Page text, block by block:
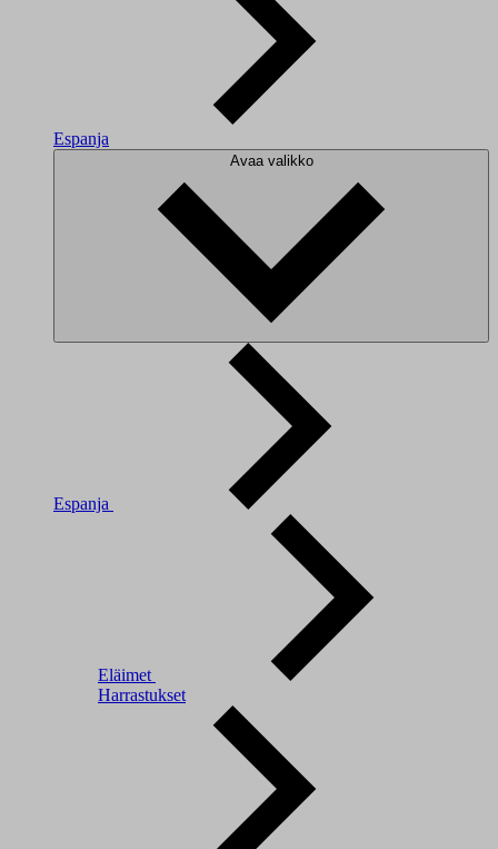
Espanja
Avaa valikko
Espanja
Eläimet
Harrastukset